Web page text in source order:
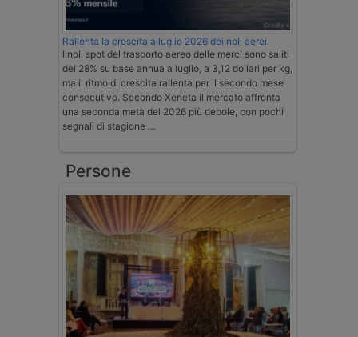
Rallenta la crescita a luglio 2026 dei noli aerei
I noli spot del trasporto aereo delle merci sono saliti
del 28% su base annua a luglio, a 3,12 dollari per kg,
ma il ritmo di crescita rallenta per il secondo mese
consecutivo. Secondo Xeneta il mercato affronta
una seconda metà del 2026 più debole, con pochi
segnali di stagione …
Persone